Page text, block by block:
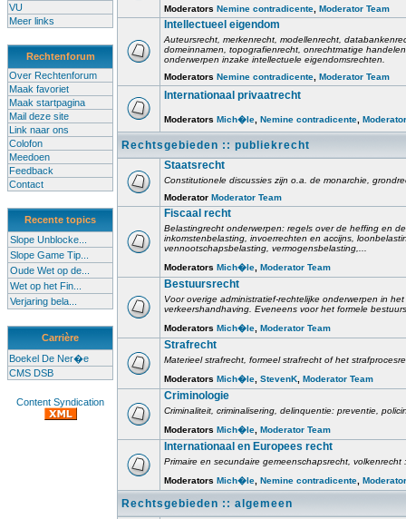
VU
Meer links
Rechtenforum
Over Rechtenforum
Maak favoriet
Maak startpagina
Mail deze site
Link naar ons
Colofon
Meedoen
Feedback
Contact
Recente topics
Slope Unblocke...
Slope Game Tip...
Oude Wet op de...
Wet op het Fin...
Verjaring bela...
Carrière
Boekel De Ner�e
CMS DSB
Content Syndication
Moderators Nemine contradicente Moderator Team
Intellectueel eigendom
Auteursrecht, merkenrecht, modellenrecht,
domeinnamen, topografienrecht, onrechtmatige
onderwerpen inzake intellectuele eigendomsrechten.
Moderators Nemine contradicente Moderator Team
Internationaal privaatrecht
Moderators Mich�le Nemine contradicente
Rechtsgebieden :: publiekrecht
Staatsrecht
Constitutionele discussies zijn o.a. de monarchie,
Moderator Moderator Team
Fiscaal recht
Belastingrecht onderwerpen: regels over de heffing en
inkomstenbelasting, invoerrechten en accijns,
vennootschapsbelasting, vermogensbelasting,...
Moderators Mich�le Moderator Team
Bestuursrecht
Voor overige administratief-rechtelijke onderwerpen in
verkeershandhaving. Eveneens voor het formele
Moderators Mich�le Moderator Team
Strafrecht
Materieel strafrecht, formeel strafrecht of het
Moderators Mich�le StevenK Moderator Team
Criminologie
Criminaliteit, criminalisering, delinquentie: preventie,
Moderators Mich�le Moderator Team
Internationaal en Europees recht
Primaire en secundaire gemeenschapsrecht,
Moderators Mich�le Nemine contradicente
Rechtsgebieden :: algemeen